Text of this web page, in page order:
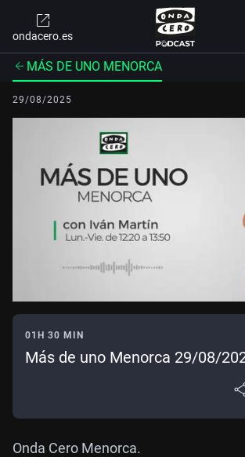
ondacero.es
MÁS DE UNO MENORCA
29/08/2025
01H 30 MIN
Más de uno Menorca 29/08/
Onda Cero Menorca.